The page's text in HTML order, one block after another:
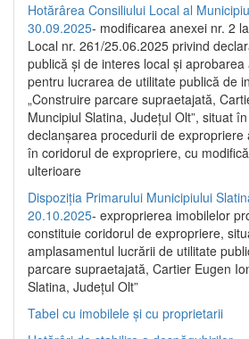
Hotărârea Consiliului Local al
30.09.2025- modificarea anexei nr. 2
Local nr. 261/25.06.2025 privind
publică şi de interes local şi
pentru lucrarea de utilitate publică de
„Construire parcare supraetajată,
Muncipiul Slatina, Judeţul Olt”, situat
declanşarea procedurii de expropriere
în coridorul de expropriere, cu
ulterioare
Dispoziția Primarului Municipiului
20.10.2025- exproprierea imobilelor
constituie coridorul de expropriere,
amplasamentul lucrării de utilitate
parcare supraetajată, Cartier Eugen
Slatina, Județul Olt”
Tabel cu imobilele și cu proprietarii